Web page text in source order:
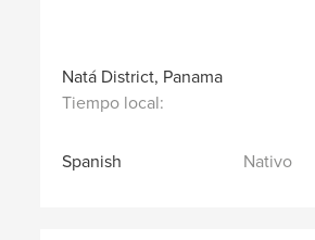
Natá District, Panama
Tiempo local:
Spanish Nativo